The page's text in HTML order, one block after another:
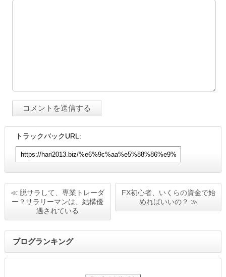
トラックバックURL:
≪ 脱サラして、専業トレーダ
ー？サラリーマンは、結構優
遇されている
FX初心者、いくらの資金で始
めればいいの？ ≫
ブログランキング